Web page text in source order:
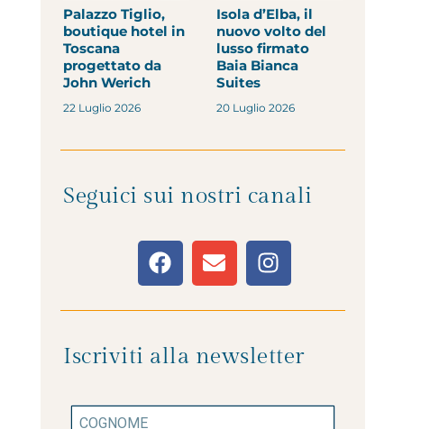
Palazzo Tiglio,
boutique hotel in
Toscana
progettato da
John Werich
22 Luglio 2026
Isola d’Elba, il
nuovo volto del
lusso firmato
Baia Bianca
Suites
20 Luglio 2026
Seguici sui nostri canali
Iscriviti alla newsletter